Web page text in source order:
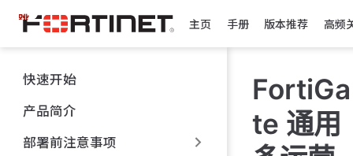
跳
至
主
內
容
主页 手册 版本推荐 高频
快速开始
产品简介
部署前注意事项
FortiGa
te 通用